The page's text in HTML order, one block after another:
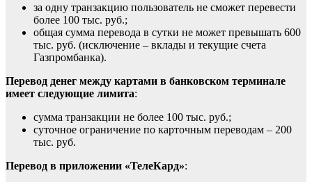
за одну транзакцию пользователь не сможет перевести
более 100 тыс. руб.;
общая сумма перевода в сутки не может превышать 600
тыс. руб. (исключение – вклады и текущие счета
Газпромбанка).
Перевод денег между картами в банковском терминале
имеет следующие лимита:
сумма транзакции не более 100 тыс. руб.;
суточное ограничение по карточным переводам – 200
тыс. руб.
Перевод в приложении «ТелеКард»: